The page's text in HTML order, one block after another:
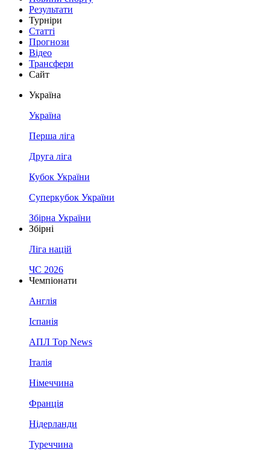
Результати
Турніри
Статті
Прогнози
Відео
Трансфери
Сайт
Україна
Україна
Перша ліга
Друга ліга
Кубок України
Суперкубок України
Збірна України
Збірні
Ліга націй
ЧС 2026
Чемпіонати
Англія
Іспанія
АПЛ Top News
Італія
Німеччина
Франція
Нідерланди
Туреччина